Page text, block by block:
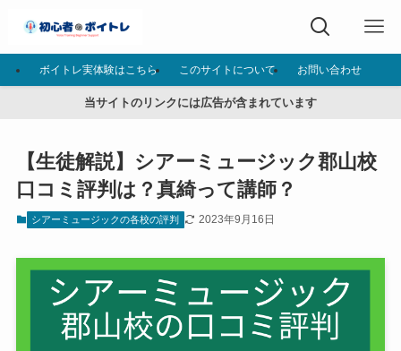
ボイトレ実体験はこちら このサイトについて お問い合わせ
当サイトのリンクには広告が含まれています
【生徒解説】シアーミュージック郡山校
口コミ評判は？真綺って講師？
シアーミュージックの各校の評判 2023年9月16日